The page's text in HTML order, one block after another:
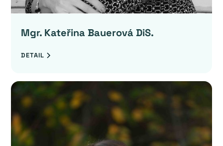
Mgr. Kateřina Bauerová DiS.
DETAIL